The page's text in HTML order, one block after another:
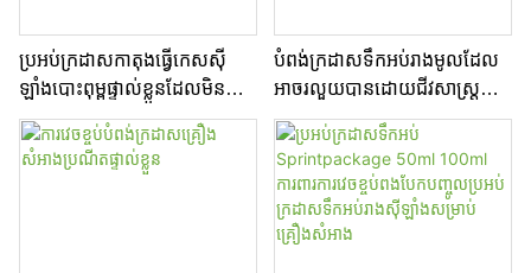
ប្រអប់ក្រដាសកាតុងធ្វើកេសស៊ី
ឡាំងបោះពុម្ពផ្ទាល់ខ្លួនដែលមិនប៉ះ
ពាល់ដល់បរិស្ថាន បំពង់ក្រដាសវេច
ខ្ចប់ទឹកអប់
បំពង់ក្រដាសទឹកអប់រាងមូលដែល
អាចរលួយបានដោយជីវសាស្រ្ត
ការវេចខ្ចប់ក្លិនក្រអូបបោះត្រាក្តៅ
តាមតម្រូវការសម្រាប់គ្រឿងសំអាង
និងការថែរក្សាស្បែក